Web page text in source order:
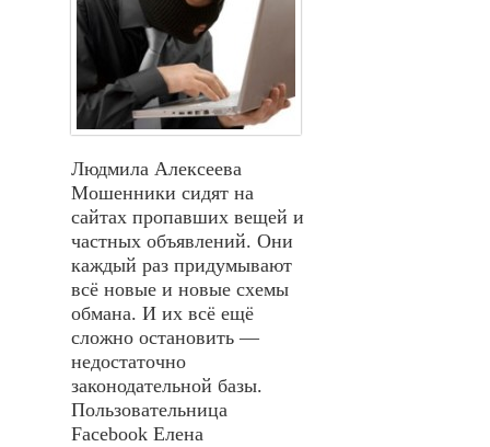
Людмила Алексеева
Мошенники сидят на
сайтах пропавших вещей и
частных объявлений. Они
каждый раз придумывают
всё новые и новые схемы
обмана. И их всё ещё
сложно остановить —
недостаточно
законодательной базы.
Пользовательница
Facebook Елена